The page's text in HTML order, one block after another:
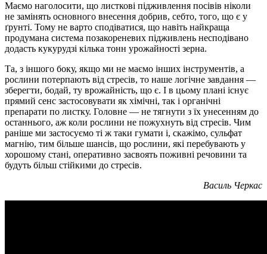
Маємо наголосити, що листкові підживлення посівів ніколи
не замінять основного внесення добрив, себто, того, що є у
ґрунті. Тому не варто сподіватися, що навіть найкраща
продумана система позакореневих підживлень несподівано
додасть кукурудзі кілька тонн урожайності зерна.
Та, з іншого боку, якщо ми не маємо інших інструментів, а
рослини потерпають від стресів, то наше логічне завдання —
зберегти, бодай, ту врожайність, що є. І в цьому плані існує
прямий сенс застосовувати як хімічні, так і органічні
препарати по листку. Головне — не тягнути з їх унесенням до
останнього, аж коли рослини не пожухнуть від стресів. Чим
раніше ми застосуємо ті ж таки гумати і, скажімо, сульфат
магнію, тим більше шансів, що рослини, які перебувають у
хорошому стані, оперативно засвоять поживні речовини та
будуть більш стійкими до стресів.
Василь Черкас